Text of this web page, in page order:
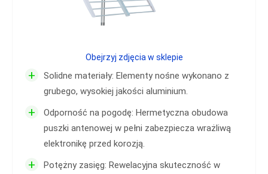
+
Solidne materiały: Elementy nośne wykonano z
grubego, wysokiej jakości aluminium.
+
Odporność na pogodę: Hermetyczna obudowa
puszki antenowej w pełni zabezpiecza wrażliwą
elektronikę przed korozją.
+
Potężny zasięg: Rewelacyjna skuteczność w
Obejrzyj zdjęcia w sklepie